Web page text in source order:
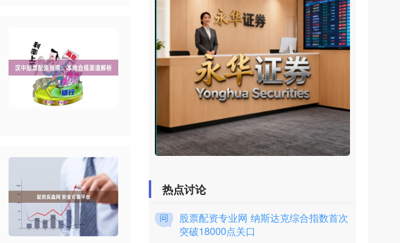
热点讨论
期货配资 股票配资 一张图：波罗的海
指数因海岬型船需求强劲而录得月度涨
股票配资平台： 2025-12-02
汇通财经APP讯——最新数据显示期货配
资 股票配资，2024/06/28波罗的海干散货
突破18000点关口
助您快速获取金融市场的机会